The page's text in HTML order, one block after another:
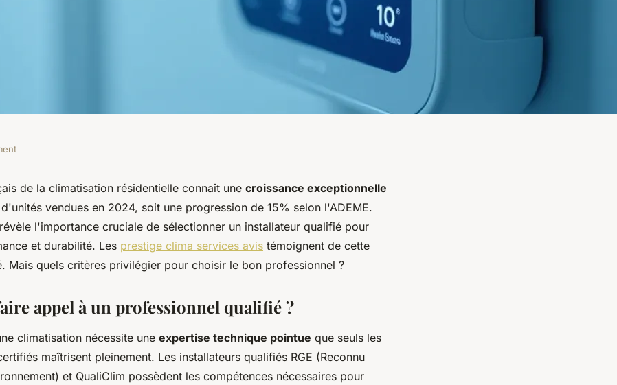
: les avis
de la climatisation résidentielle connaît une croissance exceptionnelle
vendues en 2024, soit une progression de 15% selon l'ADEME.
l'importance cruciale de sélectionner un installateur qualifié pour
et durabilité. Les prestige clima services avis témoignent de cette
Mais quels critères privilégier pour choisir le bon professionnel ?
appel à un professionnel qualifié ?
climatisation nécessite une expertise technique pointue que seuls les
maîtrisent pleinement. Les installateurs qualifiés RGE (Reconnu
et QualiClim possèdent les compétences nécessaires pour